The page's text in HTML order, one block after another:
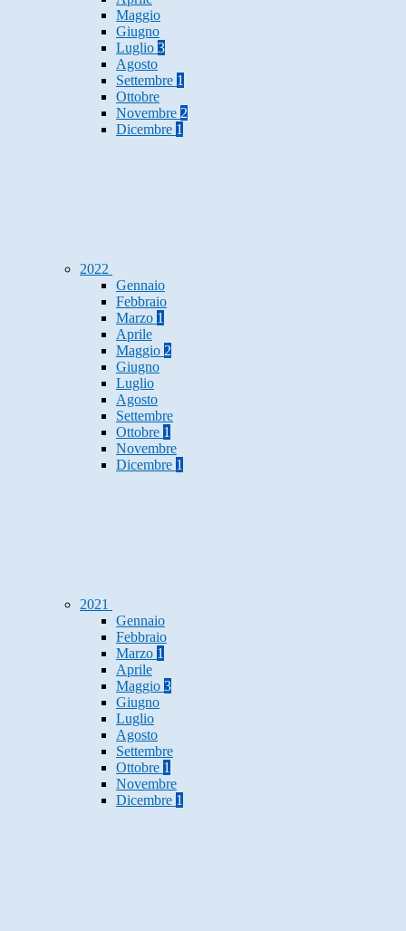
Maggio
Giugno
Luglio 3
Agosto
Settembre 1
Ottobre
Novembre 2
Dicembre 1
2022
Gennaio
Febbraio
Marzo 1
Aprile
Maggio 2
Giugno
Luglio
Agosto
Settembre
Ottobre 1
Novembre
Dicembre 1
2021
Gennaio
Febbraio
Marzo 1
Aprile
Maggio 3
Giugno
Luglio
Agosto
Settembre
Ottobre 1
Novembre
Dicembre 1